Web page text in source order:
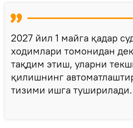
2027 йил 1 майга қадар
ходимлари томонидан
тақдим этиш, уларни
қилишнинг
тизими ишга туширилади.